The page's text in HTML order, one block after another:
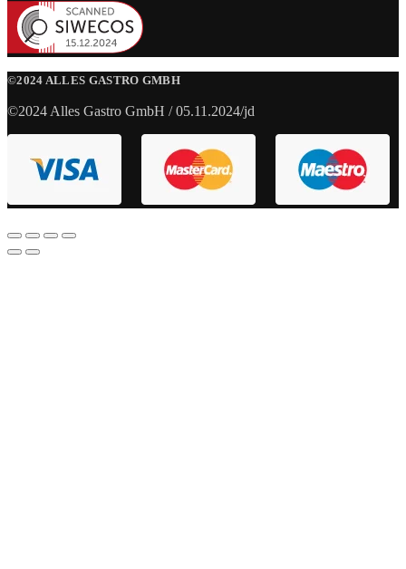
©2024 ALLES GASTRO GMBH
©2024 Alles Gastro GmbH / 05.11.2024/jd